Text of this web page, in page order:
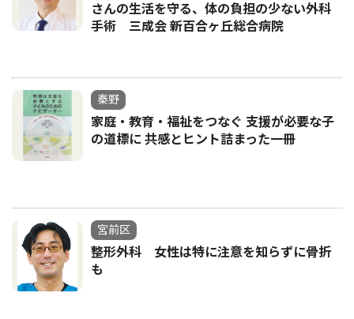
さんの生活を守る、体の負担の少ない外科
手術 三成会 新百合ヶ丘総合病院
秦野
家庭・教育・福祉をつなぐ 支援が必要な子
の道標に 共感とヒント詰まった一冊
宮前区
整形外科 女性は特に注意を知らずに骨折
も